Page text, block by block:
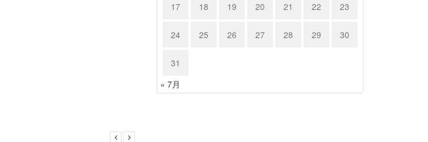
17 18 19 20 21 22 23
24 25 26 27 28 29 30
31
« 7月